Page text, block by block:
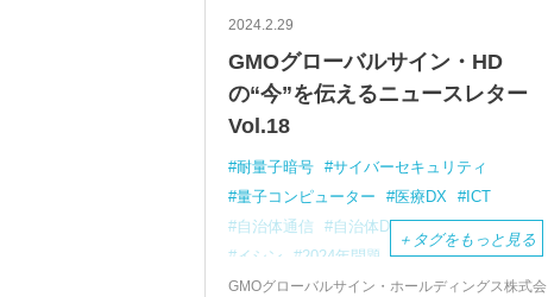
2024.2.29
GMOグローバルサイン・HD
の“今”を伝えるニュースレター
Vol.18
耐量子暗号
サイバーセキュリティ
量子コンピューター
医療DX
ICT
自治体通信
自治体DX
GMOサイン
イシン
2024年問題
PQC
クラウドサービス
Cloud
サイバー攻撃
＋ タグをもっと見る
GMOグローバルサイン・ホールディングス株式会